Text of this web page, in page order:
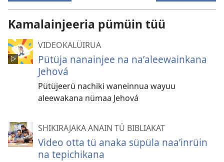
Kamalainjeeria pümüin tüü
VIDEOKALÜIRUA
Pütüja nanainjee na naʼaleewainkana
Jehová
Pütüjeerü nachiki waneinnua wayuu
aleewakana nümaa Jehová
SHIKIRAJAKA ANAIN TÜ BIBLIAKAT
Video otta tü anaka süpüla naaʼinrüin
na tepichikana